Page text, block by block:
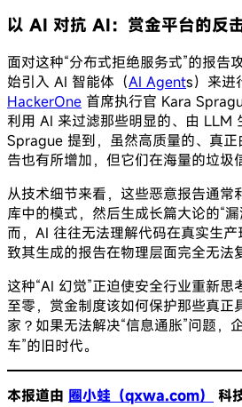
以 AI 对抗 AI：赏金平台的反
面对这种“分布式拒绝服务式”的报告
始引入 AI 智能体（AI Agents）来进
HackerOne 首席执行官 Kara
利用 AI 来过滤那些明显的、由 LLM
Sprague 提到，虽然高质量的、真
告也有所增加，但它们在海量的垃圾
从技术细节来看，这些恶意报告通常
库中的模式，然后生成长篇大论的“
而，AI 往往无法理解代码在真实生
致其生成的报告在物理层面完全无法
这种“AI 幻觉”正迫使安全行业重新
至零，赏金制度该如何保护那些真正
家？如果无法解决“信息通胀”问题，
车”的旧时代。
本报道由 圈小蛙（qxwa.com）
科